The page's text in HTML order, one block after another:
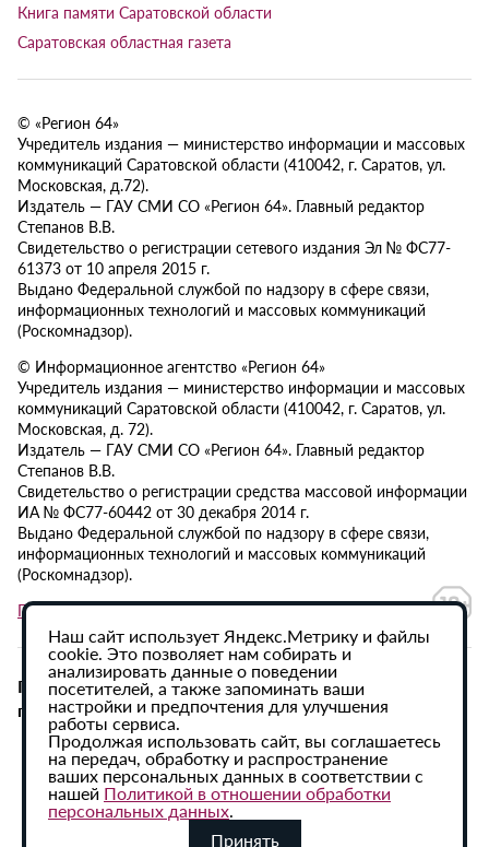
Книга памяти Саратовской области
Саратовская областная газета
© «Регион 64»
Учредитель издания — министерство информации и массовых
коммуникаций Саратовской области (410042, г. Саратов, ул.
Московская, д.72).
Издатель — ГАУ СМИ СО «Регион 64». Главный редактор
Степанов В.В.
Свидетельство о регистрации сетевого издания Эл № ФС77-
61373 от 10 апреля 2015 г.
Выдано Федеральной службой по надзору в сфере связи,
информационных технологий и массовых коммуникаций
(Роскомнадзор).
© Информационное агентство «Регион 64»
Учредитель издания — министерство информации и массовых
коммуникаций Саратовской области (410042, г. Саратов, ул.
Московская, д. 72).
Издатель — ГАУ СМИ СО «Регион 64». Главный редактор
Степанов В.В.
Свидетельство о регистрации средства массовой информации
ИА № ФС77-60442 от 30 декабря 2014 г.
Выдано Федеральной службой по надзору в сфере связи,
информационных технологий и массовых коммуникаций
(Роскомнадзор).
Политика в отношении обработки персональных данных
При использовании материалов сайта активная
гиперссылка на ИА «Регион 64» обязательна.
Наш сайт использует Яндекс.Метрику и файлы
cookie. Это позволяет нам собирать и
анализировать данные о поведении
посетителей, а также запоминать ваши
настройки и предпочтения для улучшения
работы сервиса.
Продолжая использовать сайт, вы соглашаетесь
на передач, обработку и распространение
ваших персональных данных в соответствии с
нашей Политикой в отношении обработки
персональных данных.
Принять